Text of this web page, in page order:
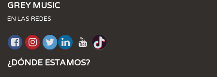
GREY MUSIC
EN LAS REDES
¿DÓNDE ESTAMOS?